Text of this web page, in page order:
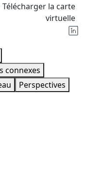
Télécharger la carte
virtuelle
connexes
Perspectives